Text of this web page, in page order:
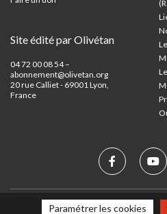
Site édité par Olivétan
04 72 00 08 54 –
abonnement@olivetan.org
20 rue Calliet - 69001 Lyon,
France
Mentions légales
Paramétrer les cookies